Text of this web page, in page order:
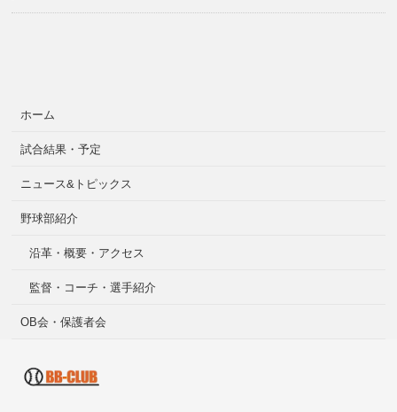
ホーム
試合結果・予定
ニュース&トピックス
野球部紹介
沿革・概要・アクセス
監督・コーチ・選手紹介
OB会・保護者会